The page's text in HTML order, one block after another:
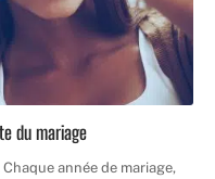
du mariage
année de mariage,